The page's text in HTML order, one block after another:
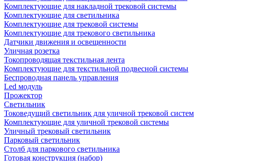
Комплектующие для накладной трековой системы
Комплектующие для светильника
Комплектующие для трековой системы
Комплектующие для трекового светильника
Датчики движения и освещенности
Уличная розетка
Токопроводящая текстильная лента
Комплектующие для текстильной подвесной системы
Беспроводная панель управления
Led модуль
Прожектор
Светильник
Токоведущий светильник для уличной трековой систем
Комплектующие для уличной трековой системы
Уличный трековый светильник
Парковый светильник
Столб для паркового светильника
Готовая конструкция (набор)